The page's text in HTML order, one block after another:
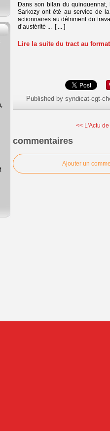
Dans son bilan du
Sarkozy ont été au service de
actionnaires au détriment du
d’austérité ... [ ... ]
Lire la suite du tract au
Published by syndicat-cgt-
<< L'Actu
commentaires
Ajouter un